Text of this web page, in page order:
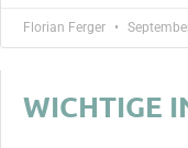
Florian Ferger
WICHTIGE